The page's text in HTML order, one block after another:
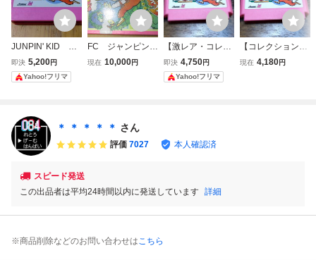
JUNPIN' KID ジ
ャンピン・キッ
ド ジャックと豆
の木ものがたり F
即決 5,200円
Yahoo!フリマ
FC ジャンピン・
キッド ジャック
現在 10,000円
【激レア・コレク
ション引退・動作
確認済】ファミコ
ン『ジャンピン・
即決 4,750円
Yahoo!フリマ
【コレクション引
退・動作確認済】
現在 4,180円
＊ ＊ ＊ ＊ ＊ さん
評価 7027 本人確認済
スピード発送
この出品者は平均24時間以内に発送しています 詳細
※商品削除などのお問い合わせはこちら